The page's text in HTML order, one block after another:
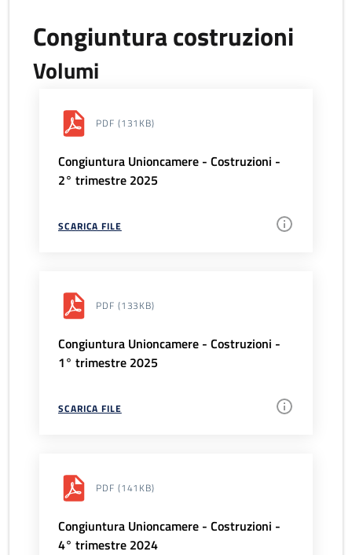
Congiuntura costruzioni
Volumi
PDF (131KB)
Congiuntura Unioncamere - Costruzioni -
2° trimestre 2025
SCARICA FILE
PDF (133KB)
Congiuntura Unioncamere - Costruzioni -
1° trimestre 2025
SCARICA FILE
PDF (141KB)
Congiuntura Unioncamere - Costruzioni -
4° trimestre 2024